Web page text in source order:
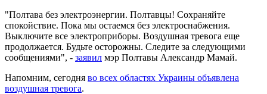
"Полтава без электроэнергии. Полтавцы! Сохраняйте
спокойствие. Пока мы остаемся без электроснабжения.
Выключите все электроприборы. Воздушная тревога еще
продолжается. Будьте осторожны. Следите за следующими
сообщениями", - заявил мэр Полтавы Александр Мамай.
Напомним, сегодня во всех областях Украины объявлена
воздушная тревога.